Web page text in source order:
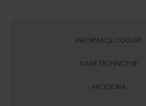
INFORMACJE OGÓLNE
DANE TECHNICZNE
AKCESORIA